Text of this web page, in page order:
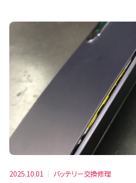
2025.10.01 バッテリー交換修理